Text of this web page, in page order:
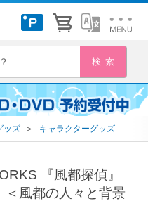
ッズ ＞ キャラクターグッズ
『風都探偵』
風都の人々と背景